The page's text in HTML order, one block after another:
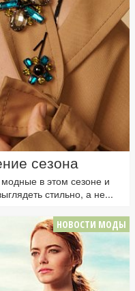
сезона
в этом сезоне и
стильно, а не...
НОВОСТИ МОДЫ